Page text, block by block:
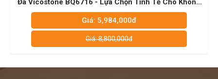
Gian Bếp
Giá: 5,984,000đ
Giá: 8,800,000đ